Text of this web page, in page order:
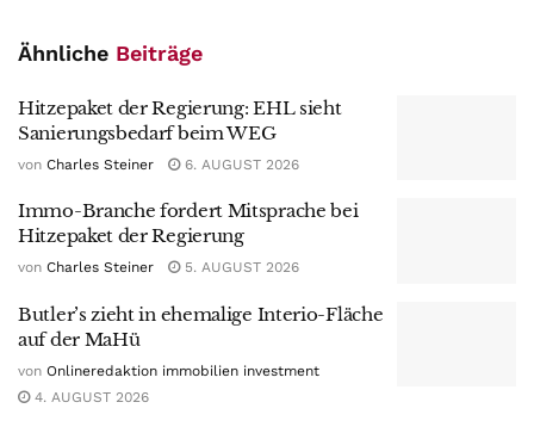
Ähnliche Beiträge
Hitzepaket der Regierung: EHL sieht
Sanierungsbedarf beim WEG
von Charles Steiner 6. AUGUST 2026
Immo-Branche fordert Mitsprache bei
Hitzepaket der Regierung
von Charles Steiner 5. AUGUST 2026
Butler’s zieht in ehemalige Interio-Fläche
auf der MaHü
von Onlineredaktion immobilien investment
4. AUGUST 2026